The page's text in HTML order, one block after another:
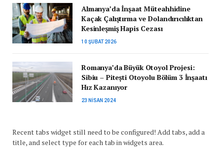
Almanya’da İnşaat Müteahhidine
Kaçak Çalıştırma ve Dolandırıcılıktan
Kesinleşmiş Hapis Cezası
10 ŞUBAT 2026
Romanya’da Büyük Otoyol Projesi:
Sibiu – Pitești Otoyolu Bölüm 3 İnşaatı
Hız Kazanıyor
23 NISAN 2024
Recent tabs widget still need to be configured! Add tabs, add a
title, and select type for each tab in widgets area.